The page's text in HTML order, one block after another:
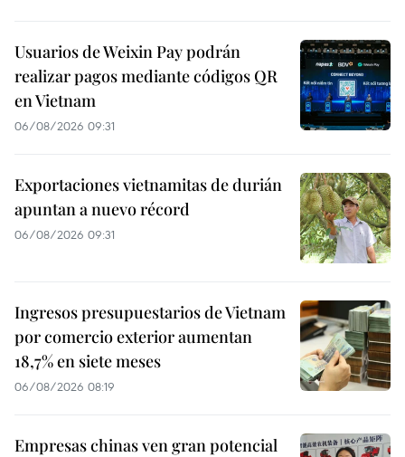
Usuarios de Weixin Pay podrán
realizar pagos mediante códigos QR
en Vietnam
06/08/2026 09:31
Exportaciones vietnamitas de durián
apuntan a nuevo récord
06/08/2026 09:31
Ingresos presupuestarios de Vietnam
por comercio exterior aumentan
18,7% en siete meses
06/08/2026 08:19
Empresas chinas ven gran potencial